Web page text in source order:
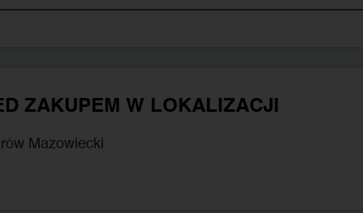
ZAKUPEM W LOKALIZACJI
Mazowiecki